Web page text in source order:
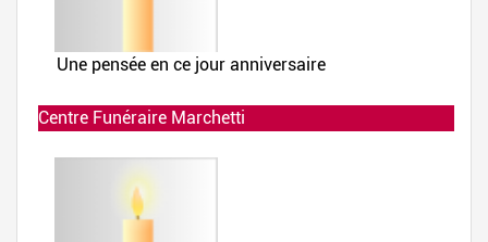
Centre Funéraire Marchetti